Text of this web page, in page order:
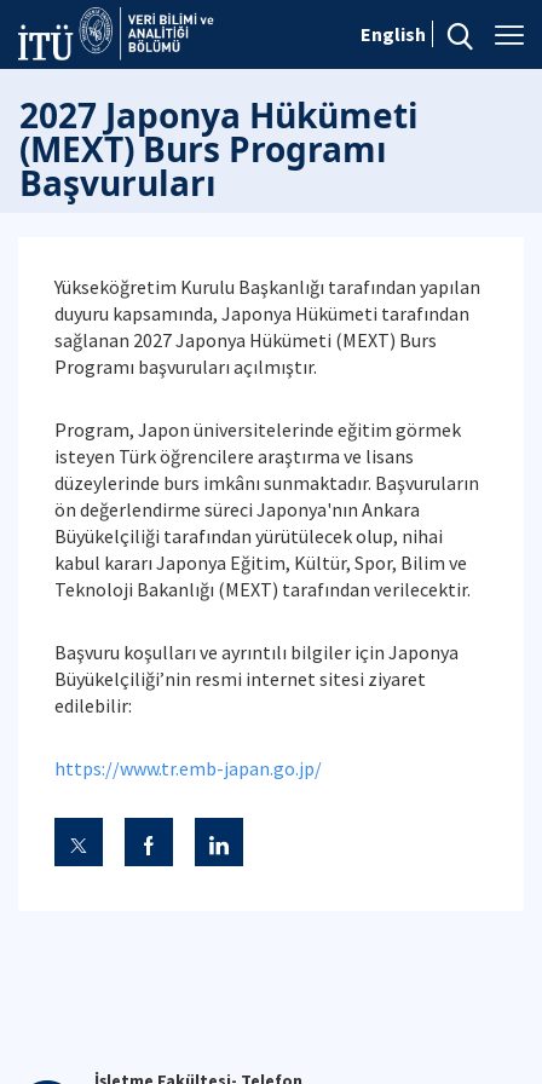
English
2027 Japonya Hükümeti
(MEXT) Burs Programı
Başvuruları
Yükseköğretim Kurulu Başkanlığı tarafından yapılan
duyuru kapsamında, Japonya Hükümeti tarafından
sağlanan 2027 Japonya Hükümeti (MEXT) Burs
Programı başvuruları açılmıştır.
Program, Japon üniversitelerinde eğitim görmek
isteyen Türk öğrencilere araştırma ve lisans
düzeylerinde burs imkânı sunmaktadır. Başvuruların
ön değerlendirme süreci Japonya'nın Ankara
Büyükelçiliği tarafından yürütülecek olup, nihai
kabul kararı Japonya Eğitim, Kültür, Spor, Bilim ve
Teknoloji Bakanlığı (MEXT) tarafından verilecektir.
Başvuru koşulları ve ayrıntılı bilgiler için Japonya
Büyükelçiliği’nin resmi internet sitesi ziyaret
edilebilir:
https://www.tr.emb-japan.go.jp/